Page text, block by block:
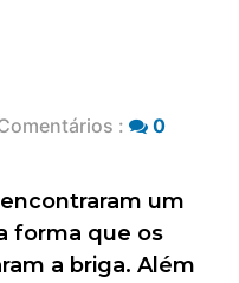
: 0
um
forma que os
a briga. Além